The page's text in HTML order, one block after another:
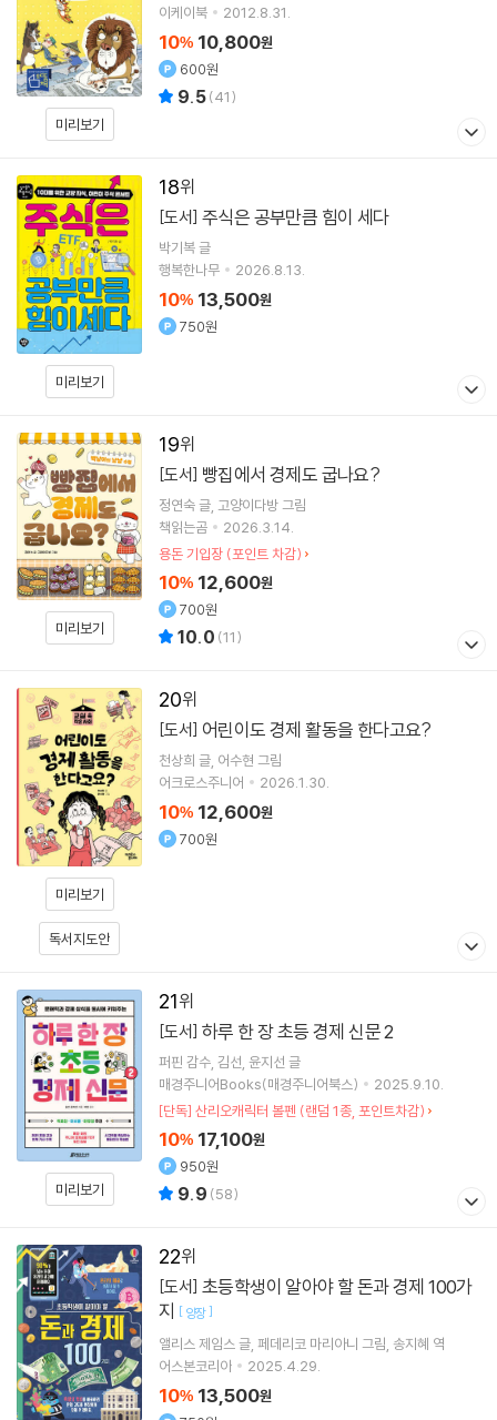
미리보기
이케이북
2012.8.31.
10% 10,800원
600원
9.5(41)
18
미리보기
[도서] 주식은 공부만큼 힘이 세다
박기복글
행복한나무
2026.8.13.
10% 13,500원
750원
19
미리보기
[도서] 빵집에서 경제도 굽나요?
정연숙글 고양이다방그림
책읽는곰
2026.3.14.
용돈 기입장 (포인트 차감)
10% 12,600원
700원
10.0 (11)
20
미리보기
독서지도안
[도서] 어린이도 경제 활동을 한다고요?
천상희 글 어수현 그림
어크로스주니어
2026.1.30.
10% 12,600원
700원
21
미리보기
[도서] 하루 한 장 초등 경제 신문 2
퍼핀 감수 김선 윤지선 글
매경주니어Books(매경주니어북스)
2025.9.10.
[단독] 산리오캐릭터 볼펜 (랜덤 1종, 포인트차감)
10% 17,100원
950원
9.9 (58)
22
[도서]
지 [ 양장]
앨리스 제임스 글 페데리코 마리아니 그림 송지혜 역
어스본코리아
2025.4.29.
10% 13,500원